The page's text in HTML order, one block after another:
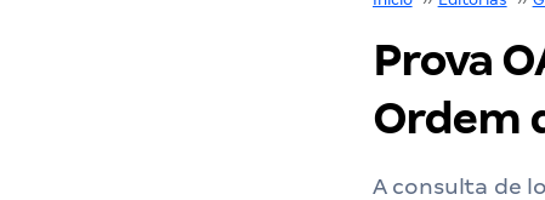
Prova
Ordem
A consulta de